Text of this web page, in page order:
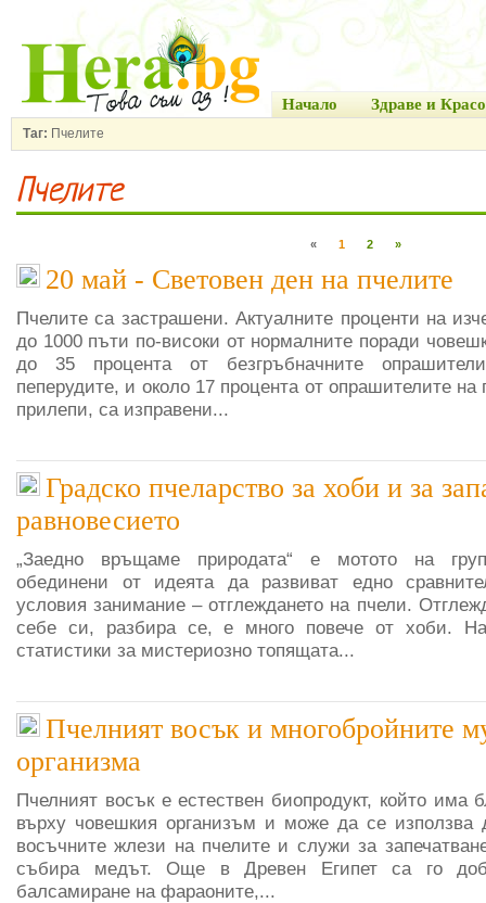
Начало Здраве и
Таг: Пчелите
Пчелите
« 1 2 »
20 май - Световен ден на пчелите
Пчелите са застрашени. Актуалните проценти на
до 1000 пъти по-високи от нормалните поради
до 35 процента от безгръбначните
пеперудите, и около 17 процента от опрашителите на
прилепи, са изправени...
Градско пчеларство за хоби и за
равновесието
„Заедно връщаме природата“ е мотото на
обединени от идеята да развиват едно
условия занимание – отглеждането на пчели.
себе си, разбира се, е много повече от хоби.
статистики за мистериозно топящата...
Пчелният восък и многобройните
организма
Пчелният восък е естествен биопродукт, който има
върху човешкия организъм и може да се използва
восъчните жлези на пчелите и служи за
събира медът. Още в Древен Египет са го
балсамиране на фараоните,...